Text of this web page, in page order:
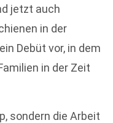
jetzt auch
in der
Debüt vor, in dem
in der Zeit
sondern die Arbeit